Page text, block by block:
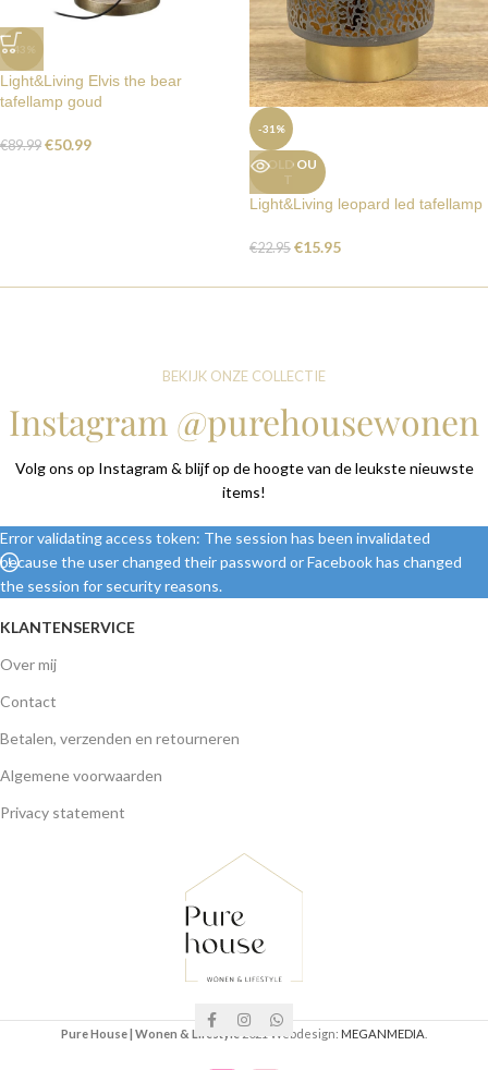
-43%
Light&Living Elvis the bear
tafellamp goud
€89.99 €50.99
-31%
SOLD OU
T
Light&Living leopard led tafellamp
€22.95 €15.95
BEKIJK ONZE COLLECTIE
Instagram @purehousewonen
Volg ons op Instagram & blijf op de hoogte van de leukste nieuwste
items!
Error validating access token: The session has been invalidated
because the user changed their password or Facebook has changed
the session for security reasons.
KLANTENSERVICE
Over mij
Contact
Betalen, verzenden en retourneren
Algemene voorwaarden
Privacy statement
Pure House | Wonen & Lifestyle 2021 Webdesign: MEGANMEDIA